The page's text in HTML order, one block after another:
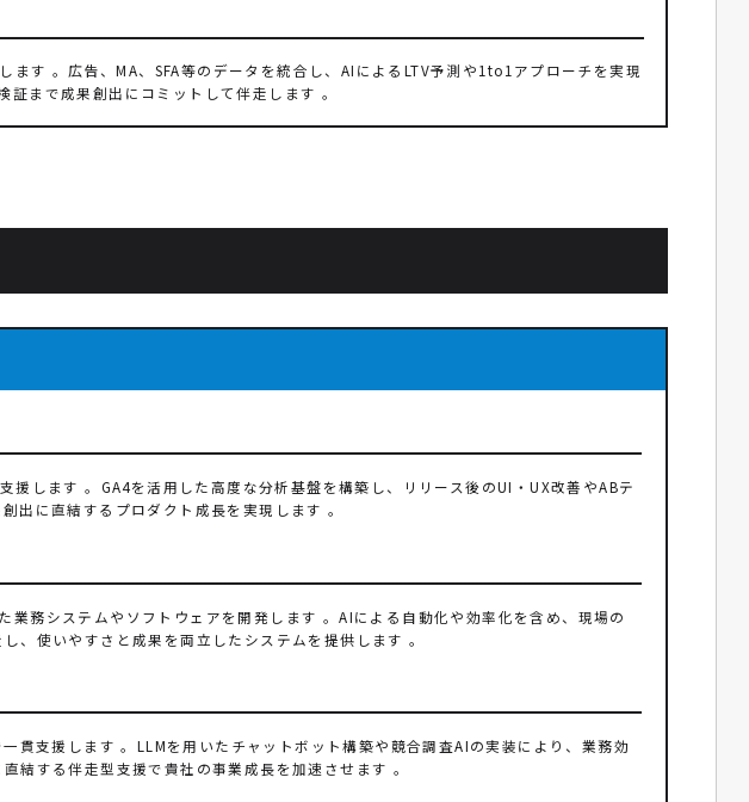
す 。広告、MA、SFA等のデータを統合し、AIによるLTV予測や1to1アプローチを実現
まで成果創出にコミットして伴走します 。
します 。GA4を活用した高度な分析基盤を構築し、リリース後のUI・UX改善やABテ
出に直結するプロダクト成長を実現します 。
務システムやソフトウェアを開発します 。AIによる自動化や効率化を含め、現場の
、使いやすさと成果を両立したシステムを提供します 。
貫支援します 。LLMを用いたチャットボット構築や競合調査AIの実装により、業務効
結する伴走型支援で貴社の事業成長を加速させます 。